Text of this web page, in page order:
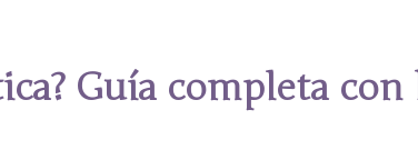
Guía completa